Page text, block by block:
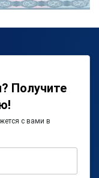
Получите
с вами в